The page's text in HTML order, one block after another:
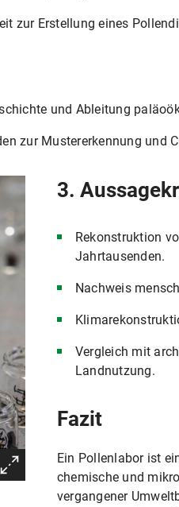
zur Erstellung eines
und Ableitung
zur Mustererkennung und
3.
Rekonstruktion
Jahrtausenden.
Nachweis
Vergleich mit
Landnutzung.
Fazit
Ein Pollenlabor ist
chemische und
vergangener